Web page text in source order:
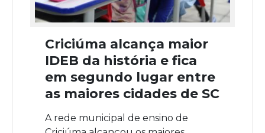
Criciúma alcança maior
IDEB da história e fica
em segundo lugar entre
as maiores cidades de SC
A rede municipal de ensino de